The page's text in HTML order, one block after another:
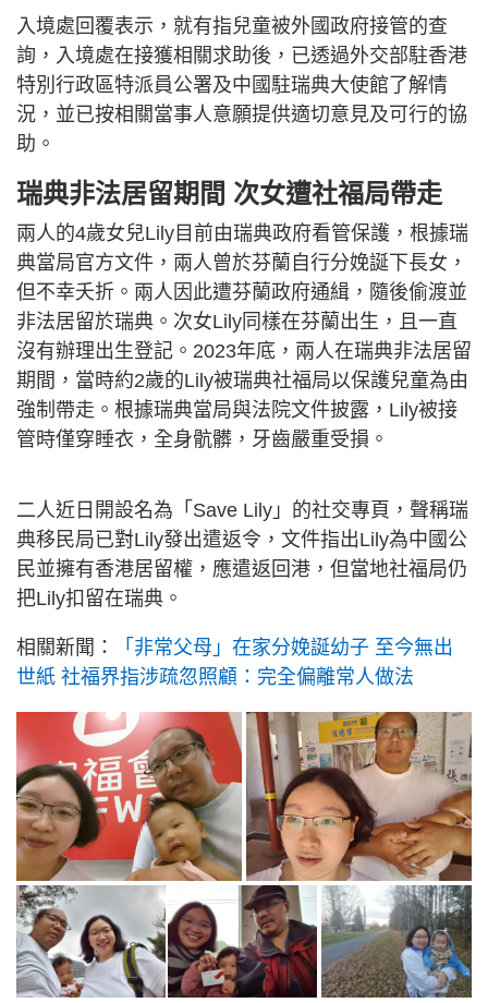
入境處回覆表示，就有指兒童被外國政府接管的查
詢，入境處在接獲相關求助後，已透過外交部駐香港
特別行政區特派員公署及中國駐瑞典大使館了解情
況，並已按相關當事人意願提供適切意見及可行的協
助。
瑞典非法居留期間 次女遭社福局帶走
兩人的4歲女兒Lily目前由瑞典政府看管保護，根據瑞
典當局官方文件，兩人曾於芬蘭自行分娩誕下長女，
但不幸夭折。兩人因此遭芬蘭政府通緝，隨後偷渡並
非法居留於瑞典。次女Lily同樣在芬蘭出生，且一直
沒有辦理出生登記。2023年底，兩人在瑞典非法居留
期間，當時約2歲的Lily被瑞典社福局以保護兒童為由
強制帶走。根據瑞典當局與法院文件披露，Lily被接
管時僅穿睡衣，全身骯髒，牙齒嚴重受損。
二人近日開設名為「Save Lily」的社交專頁，聲稱瑞
典移民局已對Lily發出遣返令，文件指出Lily為中國公
民並擁有香港居留權，應遣返回港，但當地社福局仍
把Lily扣留在瑞典。
相關新聞：
「非常父母」在家分娩誕幼子 至今無出
世紙 社福界指涉疏忽照顧：完全偏離常人做法